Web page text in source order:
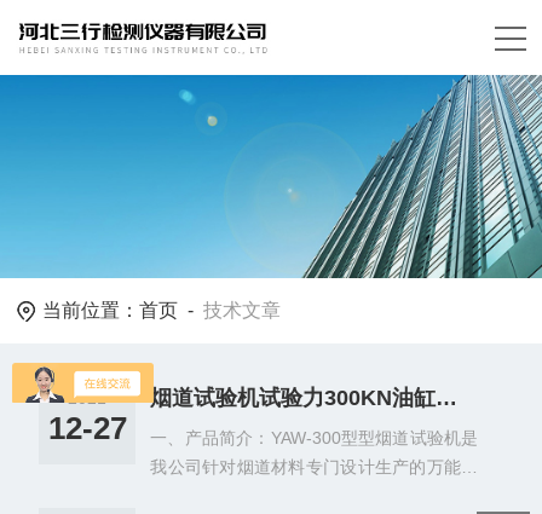
当前位置：首页 -技术文章
2021
12-27
烟道试验机试验力300KN油缸加载
一、产品简介：YAW-300型型烟道试验机是
我公司针对烟道材料专门设计生产的万能试